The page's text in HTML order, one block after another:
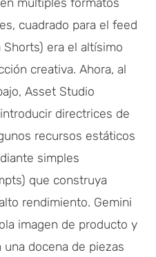
cuadrado para el feed
era el altísimo
creativa. Ahora, al
Asset Studio
directrices de
recursos estáticos
simples
que construya
rendimiento. Gemini
imagen de producto y
docena de piezas